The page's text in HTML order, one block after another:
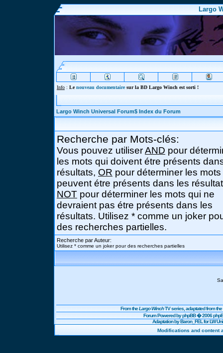
Largo
Info : Lenouveau documentairesur la BD Largo Winch est sorti !
Largo Winch Universal Forum$ Index du Forum
Recherche par Mots-clés:
Vous pouvez utiliserAND pour
les mots qui doivent étre présents
résultats, OR pour déterminer les
peuvent étre présents dans les
NOT pour déterminer les mots qui ne
devraient pas étre présents dans les
résultats. Utilisez * comme un joker
des recherches partielles.
Recherche par Auteur:
Utilisez * comme un joker pour des recherches partielles
From theLargo WinchTV series, adaptated from
Forum Powered byphpBB� 2006
Adaptation by Baron_FEL for LW
Modifications and content